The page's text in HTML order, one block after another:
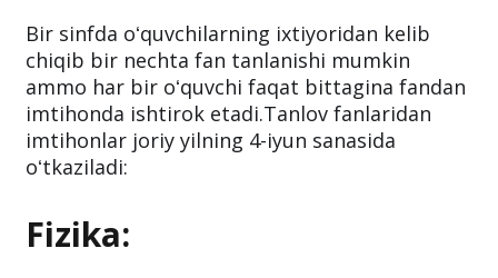
Bir sinfda oʻquvchilarning ixtiyoridan kelib
chiqib bir nechta fan tanlanishi mumkin
ammo har bir oʻquvchi faqat bittagina fandan
imtihonda ishtirok etadi.Tanlov fanlaridan
imtihonlar joriy yilning 4-iyun sanasida
oʻtkaziladi:
Fizika: